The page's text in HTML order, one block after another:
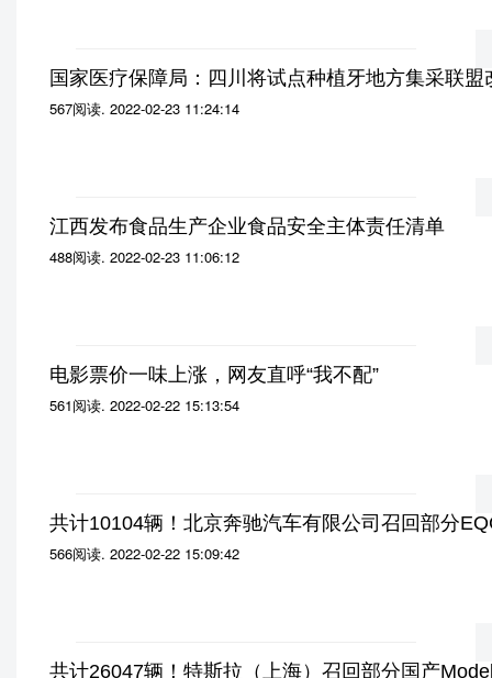
国家医疗保障局：四川将试点种植牙地方集采联盟
567阅读. 2022-02-23 11:24:14
江西发布食品生产企业食品安全主体责任清单
488阅读. 2022-02-23 11:06:12
电影票价一味上涨，网友直呼“我不配”
561阅读. 2022-02-22 15:13:54
共计10104辆！北京奔驰汽车有限公司召回部分
566阅读. 2022-02-22 15:09:42
共计26047辆！特斯拉（上海）召回部分国产